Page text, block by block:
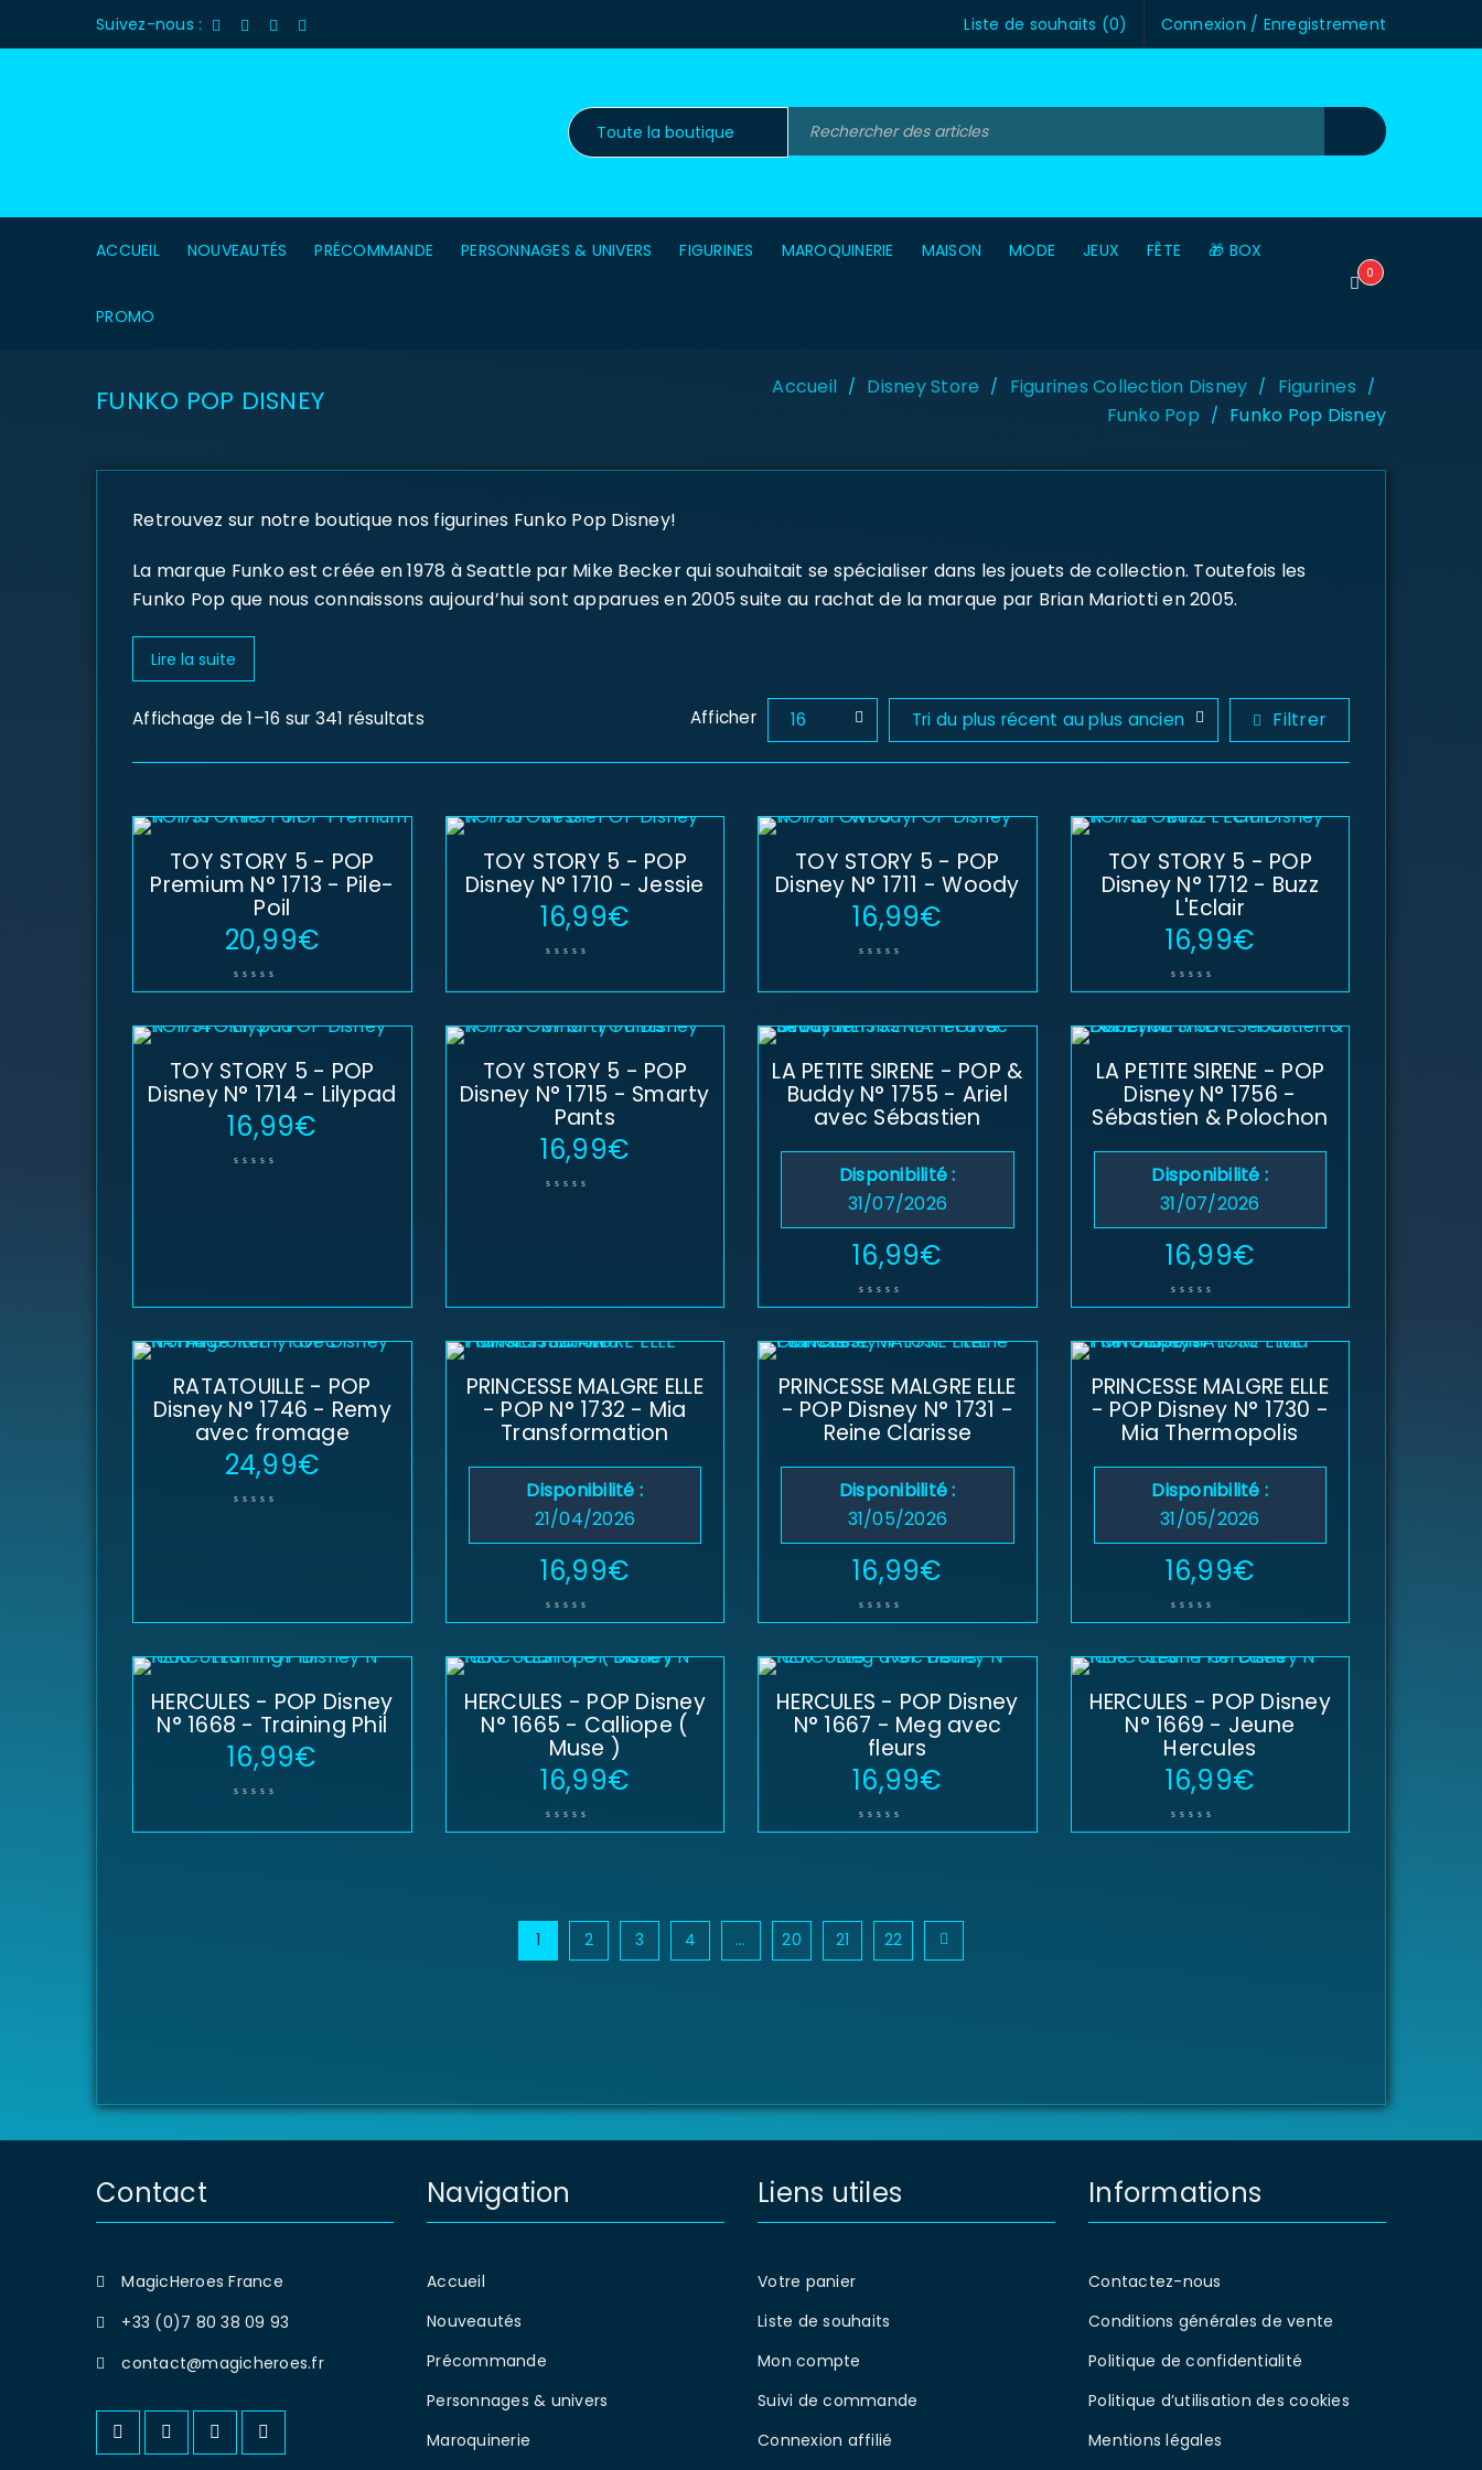
Mot de passe*
Se souvenir de moi
SE CONNECTER
MOT DE PASSE PERDU ?
Suivez-nous : Connexion / Enregistrement
Liste de souhaits (0)
ACCUEIL NOUVEAUTÉS PRÉCOMMANDE PERSONNAGES & UNIVERS FIGURINES MAROQUINERIE MAISON MODE JEUX FÊTE 🎁 BOX
PROMO
0
FUNKO POP DISNEY Accueil / Disney Store / Figurines Collection Disney / Figurines /
Funko Pop / Funko Pop Disney
Retrouvez sur notre boutique nos figurines Funko Pop Disney!
La marque Funko est créée en 1978 à Seattle par Mike Becker qui souhaitait se spécialiser dans les jouets de collection. Toutefois les
Funko Pop que nous connaissons aujourd’hui sont apparues en 2005 suite au rachat de la marque par Brian Mariotti en 2005.
Lire la suite
Affichage de 1–16 sur 341 résultats Filtrer
Tri du plus récent au plus ancien
Afficher 16
TOY STORY 5 - POP
Premium N° 1713 - Pile-
Poil
20,99€
TOY STORY 5 - POP
Disney N° 1710 - Jessie
16,99€
TOY STORY 5 - POP
Disney N° 1711 - Woody
16,99€
TOY STORY 5 - POP
Disney N° 1712 - Buzz
L'Eclair
16,99€
TOY STORY 5 - POP
Disney N° 1714 - Lilypad
16,99€
TOY STORY 5 - POP
Disney N° 1715 - Smarty
Pants
16,99€
LA PETITE SIRENE - POP &
Buddy N° 1755 - Ariel
avec Sébastien
Disponibilité :
31/07/2026
16,99€
LA PETITE SIRENE - POP
Disney N° 1756 -
Sébastien & Polochon
Disponibilité :
31/07/2026
16,99€
RATATOUILLE - POP
Disney N° 1746 - Remy
avec fromage
24,99€
PRINCESSE MALGRE ELLE
- POP N° 1732 - Mia
Transformation
Disponibilité :
21/04/2026
16,99€
PRINCESSE MALGRE ELLE
- POP Disney N° 1731 -
Reine Clarisse
Disponibilité :
31/05/2026
16,99€
PRINCESSE MALGRE ELLE
- POP Disney N° 1730 -
Mia Thermopolis
Disponibilité :
31/05/2026
16,99€
HERCULES - POP Disney
N° 1668 - Training Phil
16,99€
HERCULES - POP Disney
N° 1665 - Calliope (
Muse )
16,99€
HERCULES - POP Disney
N° 1667 - Meg avec
fleurs
16,99€
HERCULES - POP Disney
N° 1669 - Jeune
Hercules
16,99€
1 2 3 4 … 20 21 22
Contact
MagicHeroes France
+33 (0)7 80 38 09 93
contact@magicheroes.fr
Navigation
Accueil
Nouveautés
Précommande
Personnages & univers
Maroquinerie
Liens utiles
Votre panier
Liste de souhaits
Mon compte
Suivi de commande
Connexion affilié
Informations
Contactez-nous
Conditions générales de vente
Politique de confidentialité
Politique d’utilisation des cookies
Mentions légales